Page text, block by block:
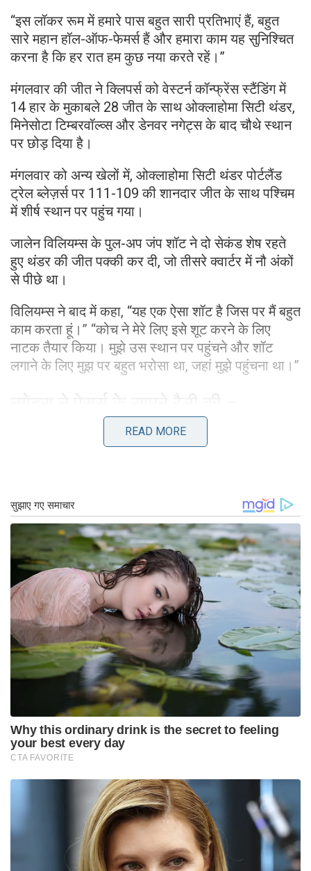
“इस लॉकर रूम में हमारे पास बहुत सारी प्रतिभाएं हैं, बहुत
सारे महान हॉल-ऑफ-फेमर्स हैं और हमारा काम यह सुनिश्चित
करना है कि हर रात हम कुछ नया करते रहें।”
मंगलवार की जीत ने क्लिपर्स को वेस्टर्न कॉन्फ्रेंस स्टैंडिंग में
14 हार के मुकाबले 28 जीत के साथ ओक्लाहोमा सिटी थंडर,
मिनेसोटा टिम्बरवॉल्व्स और डेनवर नगेट्स के बाद चौथे स्थान
पर छोड़ दिया है।
मंगलवार को अन्य खेलों में, ओक्लाहोमा सिटी थंडर पोर्टलैंड
ट्रेल ब्लेज़र्स पर 111-109 की शानदार जीत के साथ पश्चिम
में शीर्ष स्थान पर पहुंच गया।
जालेन विलियम्स के पुल-अप जंप शॉट ने दो सेकंड शेष रहते
हुए थंडर की जीत पक्की कर दी, जो तीसरे क्वार्टर में नौ अंकों
से पीछे था।
विलियम्स ने बाद में कहा, “यह एक ऐसा शॉट है जिस पर मैं बहुत
काम करता हूं।” “कोच ने मेरे लिए इसे शूट करने के लिए
नाटक तैयार किया। मुझे उस स्थान पर पहुंचने और शॉट
लगाने के लिए मुझ पर बहुत भरोसा था, जहां मुझे पहुंचना था।”
मंगलवार को कहीं और, निकोला जोकिक ने 31-पॉइंट ट्रिपल-
डबल बनाया, क्योंकि डेनवर ने इंडियाना पेसर्स को 114-109
इंडियानापोलिस में एक जंगली खेल में 12 बार बढ़त में बदलाव
देखा गया, इससे पहले कि नगेट्स ने चौथे क्वार्टर के अंत में
बढ़त बना ली।
दोनों टीमों ने खेल के विभिन्न चरणों में दोहरे अंकों का नेतृत्व
किया, पेसर्स ने दूसरे क्वार्टर में 13 अंकों की बढ़त हासिल की,
इससे पहले कि डेनवर ने तीसरे क्वार्टर में इंडियाना को 39-19
से हरा दिया, जिसने मौजूदा स्थिति को वापस ले लिया। एनबीए
चैंपियन.
फिर भी, पेसर्स के पास वापस लड़ने के लिए अभी भी समय था,
जिससे नगेट्स के 13-पॉइंट चौथे क्वार्टर के लाभ को मिटाकर
थोड़ी देर के लिए बढ़त बना ली, इससे पहले कि देर से स्कोरिंग
ने डेनवर की जीत को सील कर दिया।
जोकिक ने कहा, “पूरा पहला हाफ खराब था, लेकिन दूसरा
हाफ हमारे लिए अच्छा था।”
“तीसरा क्वार्टर हमारे लिए बहुत अच्छा रहा। हमने गति पर
नियंत्रण रखा। हमें खेल के और अधिक हिस्सों में ऐसा करने
की ज़रूरत है।”
READ MORE